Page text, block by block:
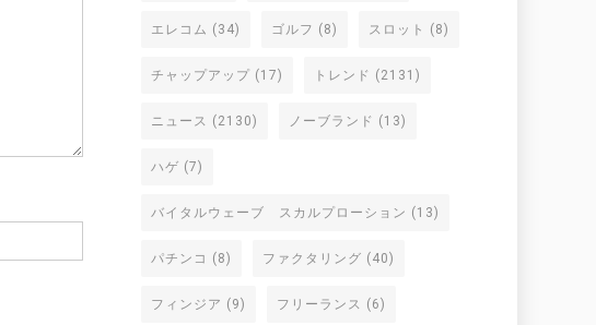
エレコム (34) ゴルフ (8) スロット (8)
チャップアップ (17) トレンド (2131)
ニュース (2130) ノーブランド (13)
ハゲ (7)
バイタルウェーブ スカルプローション (13)
パチンコ (8) ファクタリング (40)
フィンジア (9) フリーランス (6)